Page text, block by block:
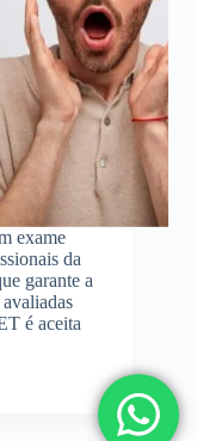
exame
da
garante a
é aceita